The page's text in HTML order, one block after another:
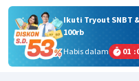
Ikuti Tryout SNBT
100rb
Habis dalam
01 :